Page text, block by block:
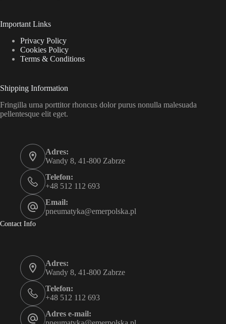
Important Links
Privacy Policy
Cookies Policy
Terms & Conditions
Shipping Information
Fringilla urna porttitor rhoncus dolor purus nonulla malesuada
pellentesque elit eget.
Adres:
Wandy 8, 41-800 Zabrze
Telefon:
+48 512 112 693
Email:
pneumatyka@emerpolska.pl
Contact Info
Adres:
Wandy 8, 41-800 Zabrze
Telefon:
+48 512 112 693
Adres e-mail: